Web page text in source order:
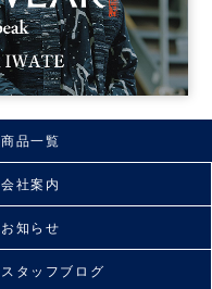
商品一覧
会社案内
お知らせ
スタッフブログ